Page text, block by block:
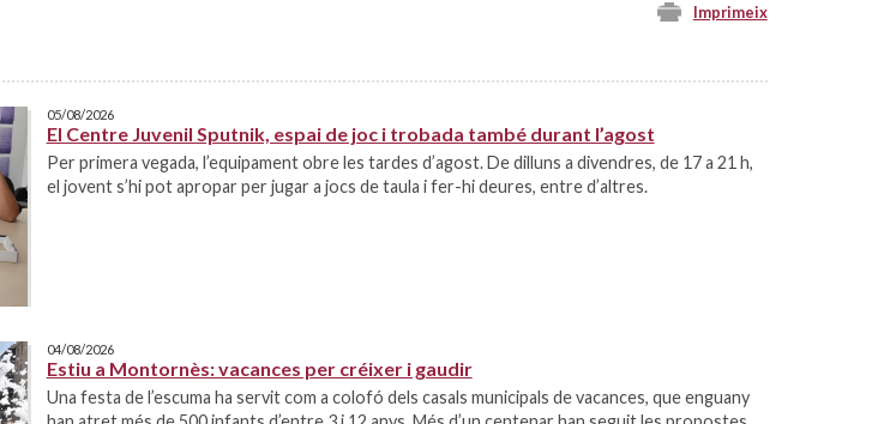
Imprimeix
05/08/2026
El Centre Juvenil Sputnik, espai de joc i trobada també durant l’agost
Per primera vegada, l’equipament obre les tardes d’agost. De dilluns a divendres, de 17 a 21 h,
el jovent s’hi pot apropar per jugar a jocs de taula i fer-hi deures, entre d’altres.
04/08/2026
Estiu a Montornès: vacances per créixer i gaudir
Una festa de l’escuma ha servit com a colofó dels casals municipals de vacances, que enguany